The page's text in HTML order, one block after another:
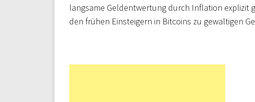
langsame Geldentwertung durch Inflation explizit
den frühen Einsteigern in Bitcoins zu gewaltigen